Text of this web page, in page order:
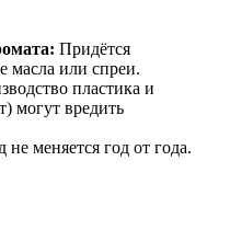
Придётся
масла или спреи.
пластика и
могут вредить
меняется год от года.